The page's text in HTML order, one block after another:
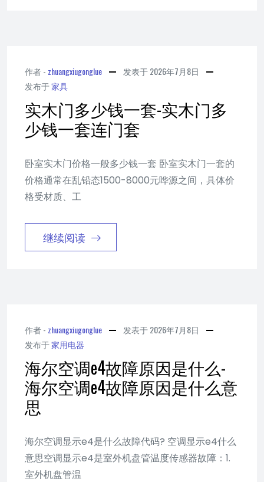
作者 - zhuangxiugonglue 发表于2026年7月8日
发布于家具
实木门多少钱一套-实木门多
少钱一套连门套
卧室实木门价格一般多少钱一套 卧室实木门一套的
价格通常在乱铅态1500-8000元哗源之间，具体价
格受材质、工
继续阅读
作者 - zhuangxiugonglue 发表于2026年7月8日
发布于家用电器
海尔空调e4故障原因是什么-
海尔空调e4故障原因是什么意
思
海尔空调显示e4是什么故障代码? 空调显示e4什么
意思空调显示e4是室外机盘管温度传感器故障：1.
室外机盘管温